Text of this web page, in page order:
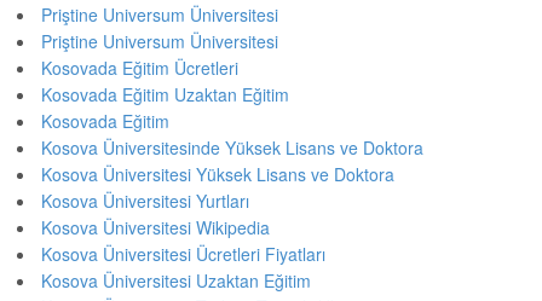
Priştine Universum Üniversitesi
Priştine Universum Üniversitesi
Kosovada Eğitim Ücretleri
Kosovada Eğitim Uzaktan Eğitim
Kosovada Eğitim
Kosova Üniversitesinde Yüksek Lisans ve Doktora
Kosova Üniversitesi Yüksek Lisans ve Doktora
Kosova Üniversitesi Yurtları
Kosova Üniversitesi Wikipedia
Kosova Üniversitesi Ücretleri Fiyatları
Kosova Üniversitesi Uzaktan Eğitim